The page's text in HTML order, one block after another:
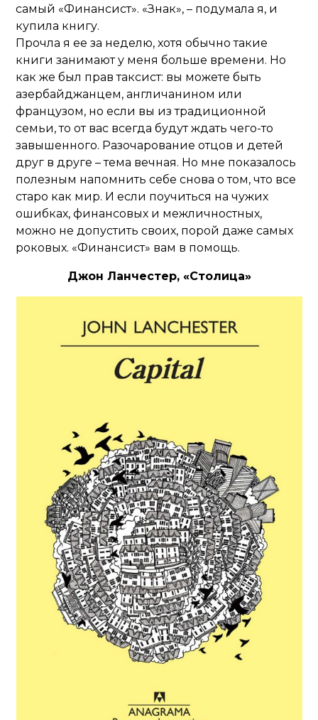
самый «Финансист». «Знак», – подумала я, и
купила книгу.
Прочла я ее за неделю, хотя обычно такие
книги занимают у меня больше времени. Но
как же был прав таксист: вы можете быть
азербайджанцем, англичанином или
французом, но если вы из традиционной
семьи, то от вас всегда будут ждать чего-то
завышенного. Разочарование отцов и детей
друг в друге – тема вечная. Но мне показалось
полезным напомнить себе снова о том, что все
старо как мир. И если поучиться на чужих
ошибках, финансовых и межличностных,
можно не допустить своих, порой даже самых
роковых. «Финансист» вам в помощь.
Джон Ланчестер, «Столица»